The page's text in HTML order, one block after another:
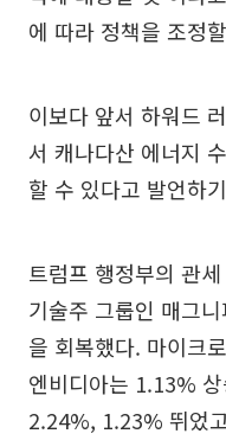
에 따라 정책을 조정
이보다 앞서 하워드
서 캐나다산 에너지
할 수 있다고 발언하
트럼프 행정부의 관
기술주 그룹인 매그
을 회복했다. 마이크
엔비디아는 1.13%
2.24%, 1.23% 뛰었